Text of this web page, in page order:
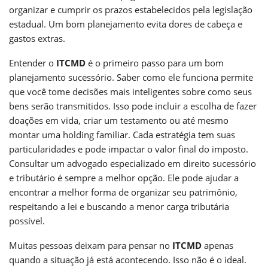
organizar e cumprir os prazos estabelecidos pela legislação
estadual. Um bom planejamento evita dores de cabeça e
gastos extras.
Entender o ITCMD é o primeiro passo para um bom
planejamento sucessório. Saber como ele funciona permite
que você tome decisões mais inteligentes sobre como seus
bens serão transmitidos. Isso pode incluir a escolha de fazer
doações em vida, criar um testamento ou até mesmo
montar uma holding familiar. Cada estratégia tem suas
particularidades e pode impactar o valor final do imposto.
Consultar um advogado especializado em direito sucessório
e tributário é sempre a melhor opção. Ele pode ajudar a
encontrar a melhor forma de organizar seu patrimônio,
respeitando a lei e buscando a menor carga tributária
possível.
Muitas pessoas deixam para pensar no ITCMD apenas
quando a situação já está acontecendo. Isso não é o ideal.